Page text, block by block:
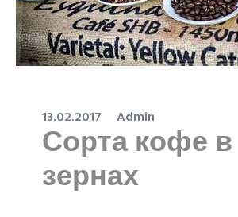
13.02.2017 Admin
Сорта кофе в
зернах